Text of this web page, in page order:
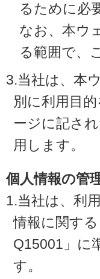
るために必
なお、本ウ
る範囲で、
3.当社は、本
別に利用目
ージに記さ
用します。
個人情報の管
1.当社は、利
情報に関す
Q15001」に
す。